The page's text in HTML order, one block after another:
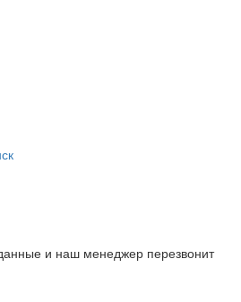
и наш менеджер перезвонит